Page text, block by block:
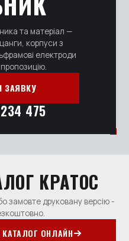
та матеріал —
корпуси з
електроди
ЗАЯВКУ
475
КРАТОС
замовте друковану версію -
ОНЛАЙН